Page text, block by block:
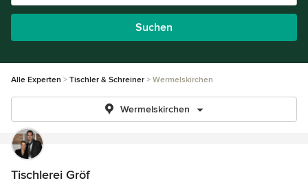
Suchen
Alle Experten Tischler & Schreiner Wermelskirchen
Wermelskirchen
Tischlerei Gröf